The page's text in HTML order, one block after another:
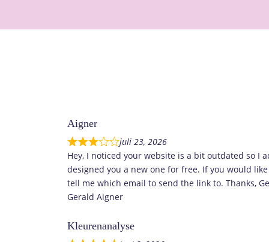
Aigner
juli 23, 2026
Hey, I noticed your website is a bit outdated so I
designed you a new one for free. If you would
tell me which email to send the link to. Thanks,
Gerald Aigner
Kleurenanalyse